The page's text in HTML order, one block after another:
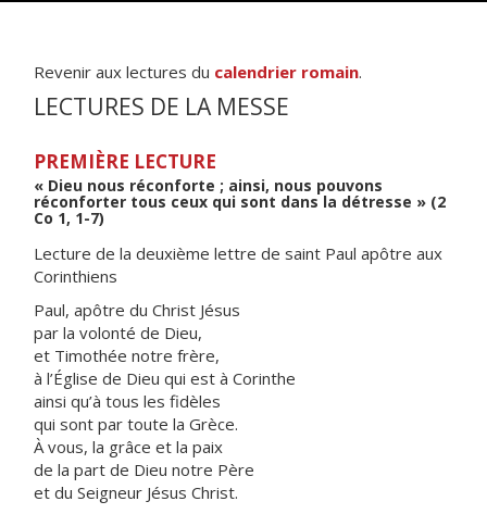
Revenir aux lectures du calendrier romain.
LECTURES DE LA MESSE
PREMIÈRE LECTURE
« Dieu nous réconforte ; ainsi, nous pouvons
réconforter tous ceux qui sont dans la détresse » (2
Co 1, 1-7)
Lecture de la deuxième lettre de saint Paul apôtre aux
Corinthiens
Paul, apôtre du Christ Jésus
par la volonté de Dieu,
et Timothée notre frère,
à l’Église de Dieu qui est à Corinthe
ainsi qu’à tous les fidèles
qui sont par toute la Grèce.
À vous, la grâce et la paix
de la part de Dieu notre Père
et du Seigneur Jésus Christ.